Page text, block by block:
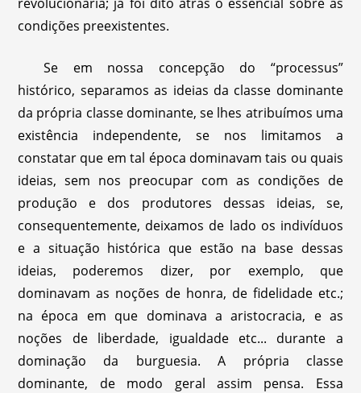
condições preexistentes.
Se em nossa concepção do “processus”
histórico, separamos as ideias da classe dominante
da própria classe dominante, se lhes atribuímos uma
existência independente, se nos limitamos a
constatar que em tal época dominavam tais ou quais
ideias, sem nos preocupar com as condições de
produção e dos produtores dessas ideias, se,
consequentemente, deixamos de lado os indivíduos
e a situação histórica que estão na base dessas
ideias, poderemos dizer, por exemplo, que
dominavam as noções de honra, de fidelidade etc.;
na época em que dominava a aristocracia, e as
noções de liberdade, igualdade etc... durante a
dominação da burguesia. A própria classe
dominante, de modo geral assim pensa. Essa